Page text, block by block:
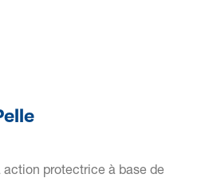
protectrice à base de